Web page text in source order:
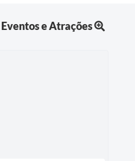
Eventos e Atrações